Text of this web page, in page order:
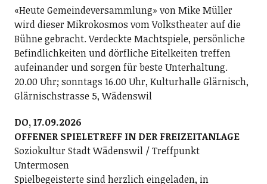
«Heute Gemeindeversammlung» von Mike Müller
wird dieser Mikrokosmos vom Volkstheater auf die
Bühne gebracht. Verdeckte Machtspiele, persönliche
Befindlichkeiten und dörfliche Eitelkeiten treffen
aufeinander und sorgen für beste Unterhaltung.
20.00 Uhr; sonntags 16.00 Uhr, Kulturhalle Glärnisch,
Glärnischstrasse 5, Wädenswil
DO, 17.09.2026
OFFENER SPIELETREFF IN DER FREIZEITANLAGE
Soziokultur Stadt Wädenswil / Treffpunkt
Untermosen
Spielbegeisterte sind herzlich eingeladen, in